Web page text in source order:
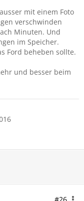
mit einem Foto
verschwinden
Minuten. Und
im Speicher.
Ford beheben sollte.
und besser beim